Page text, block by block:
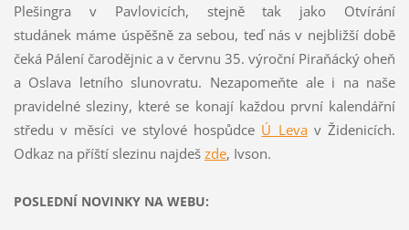
Plešingra v Pavlovicích, stejně tak jako Otvírání
studánek máme úspěšně za sebou, teď nás v nejbližší době
čeká Pálení čarodějnic a v červnu 35. výroční Piraňácký oheň
a Oslava letního slunovratu. Nezapomeňte ale i na naše
pravidelné sleziny, které se konají každou první kalendářní
středu v měsíci ve stylové hospůdce Ú Levav Židenicích.
Odkaz na příští slezinu najdeš zde, Ivson.
POSLEDNÍ NOVINKY NA WEBU: